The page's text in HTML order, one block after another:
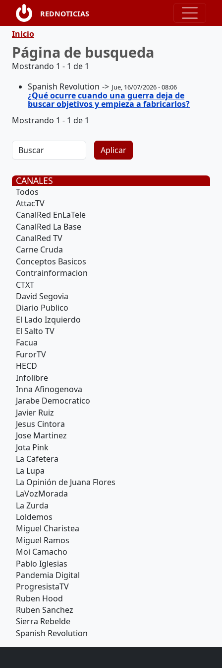
Pasar al contenido principal
REDNOTICIAS
Ruta de navegación
Inicio
Página de busqueda
Mostrando 1 - 1 de 1
Spanish Revolution
Jue, 16/07/2026 - 08:06
¿Qué ocurre cuando una guerra deja de
buscar objetivos y empieza a fabricarlos?
Mostrando 1 - 1 de 1
CANALES
Todos
AttacTV
CanalRed EnLaTele
CanalRed La Base
CanalRed TV
Carne Cruda
Conceptos Basicos
Contrainformacion
CTXT
David Segovia
Diario Publico
El Lado Izquierdo
El Salto TV
Facua
FurorTV
HECD
Infolibre
Inna Afinogenova
Jarabe Democratico
Javier Ruiz
Jesus Cintora
Jose Martinez
Jota Pink
La Cafetera
La Lupa
La Opinión de Juana Flores
LaVozMorada
La Zurda
Loldemos
Miguel Charistea
Miguel Ramos
Moi Camacho
Pablo Iglesias
Pandemia Digital
ProgresistaTV
Ruben Hood
Ruben Sanchez
Sierra Rebelde
Spanish Revolution